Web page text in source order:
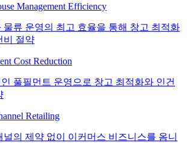
Management Efficiency
물류 운영의 최고 효율을 통해 창고 최적화
비 절약
Cost Reduction
풀필먼트 운영으로 창고 최적화와 인건
Retailing
널의 제약 없이 이커머스 비즈니스를 옴니